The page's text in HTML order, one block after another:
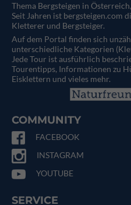
Thema Bergsteigen in
Seit Jahren ist bergsteigen.com
Kletterer und Bergsteiger.
Auf dem Portal finden sich
unterschiedliche Kategorien
Jede Tour ist ausführlich
Tourentipps, Informationen zu
Eisklettern und vieles mehr.
COMMUNITY
FACEBOOK
INSTAGRAM
YOUTUBE
SERVICE